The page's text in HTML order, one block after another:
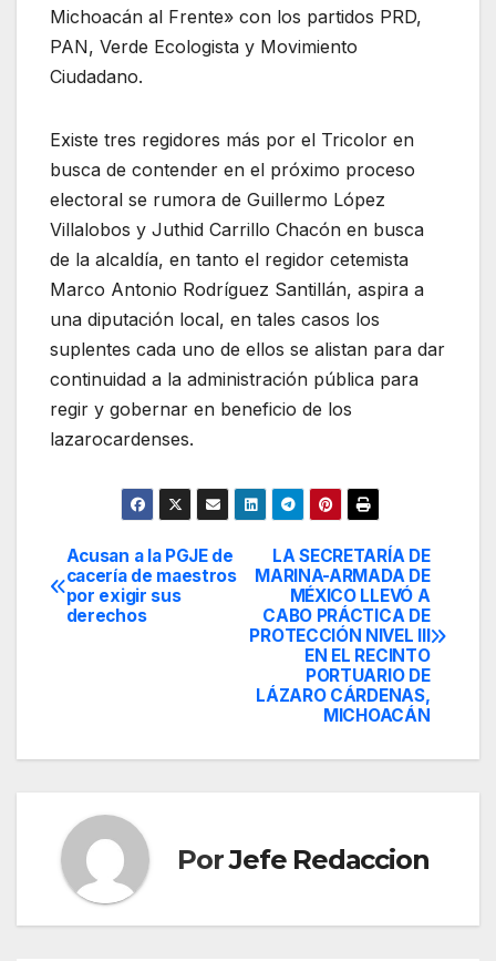
Michoacán al Frente» con los partidos PRD,
PAN, Verde Ecologista y Movimiento
Ciudadano.
Existe tres regidores más por el Tricolor en
busca de contender en el próximo proceso
electoral se rumora de Guillermo López
Villalobos y Juthid Carrillo Chacón en busca
de la alcaldía, en tanto el regidor cetemista
Marco Antonio Rodríguez Santillán, aspira a
una diputación local, en tales casos los
suplentes cada uno de ellos se alistan para dar
continuidad a la administración pública para
regir y gobernar en beneficio de los
lazarocardenses.
Navegación
de
LA SECRETARÍA DE
MARINA-ARMADA DE
MÉXICO LLEVÓ A
CABO PRÁCTICA DE
PROTECCIÓN NIVEL III
EN EL RECINTO
PORTUARIO DE
LÁZARO CÁRDENAS,
MICHOACÁN
Acusan a la PGJE de
cacería de maestros
por exigir sus
derechos
PorJefe Redaccion